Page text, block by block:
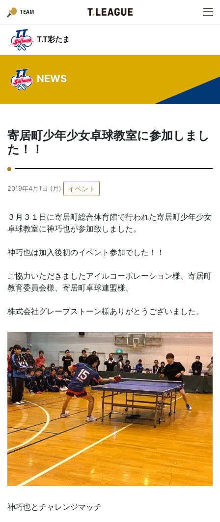
TEAM
T.T彩たま
NEWS
寄居町少年少女卓球教室に参加しまし
た！！
2019年4月1日 (月) イベント
３月３１日に寄居町総合体育館で行われた寄居町少年少女
卓球教室に神巧也が参加致しました。
神巧也は加入後初のイベント参加でした！！
ご協力いただきましたアイルコーポレーション様、寄居町
教育委員会様、寄居町卓球連盟様、
株式会社グレープストーン様ありがとうございました。
神巧也とチャレンジマッチ